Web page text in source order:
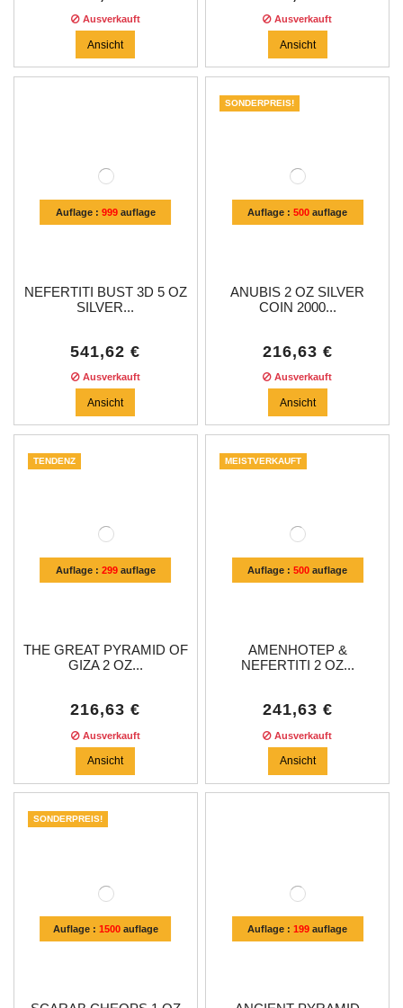
Ausverkauft
Ansicht
Ausverkauft
Ansicht
Auflage : 999auflage
NEFERTITI BUST 3D 5 OZ
SILVER...
541,62 €
Ausverkauft
Ansicht
Auflage :500 auflage
SONDERPREIS!
ANUBIS 2 OZ SILVER
COIN 2000...
216,63 €
Ausverkauft
Ansicht
Auflage : 299auflage
TENDENZ
THE GREAT PYRAMID OF
GIZA 2 OZ...
216,63 €
Ausverkauft
Ansicht
Auflage :500 auflage
MEISTVERKAUFT
AMENHOTEP &
NEFERTITI 2 OZ...
241,63 €
Ausverkauft
Ansicht
Auflage : 1500auflage
SONDERPREIS!
Auflage :199 auflage